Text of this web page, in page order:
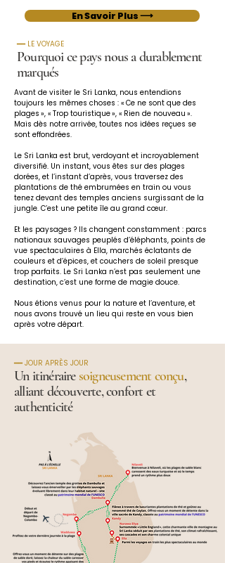
En Savoir Plus ⟶
━━ LE VOYAGE
Pourquoi ce pays nous a durablement
marqués
Avant de visiter le Sri Lanka, nous entendions
toujours les mêmes choses : « Ce ne sont que des
plages », « Trop touristique », « Rien de nouveau ».
Mais dès notre arrivée, toutes nos idées reçues se
sont effondrées.
Le Sri Lanka est brut, verdoyant et incroyablement
diversifié. Un instant, vous êtes sur des plages
dorées, et l’instant d’après, vous traversez des
plantations de thé embrumées en train ou vous
tenez devant des temples anciens surgissant de la
jungle. C’est une petite île au grand cœur.
Et les paysages ? Ils changent constamment : parcs
nationaux sauvages peuplés d’éléphants, points de
vue spectaculaires à Ella, marchés éclatants de
couleurs et d’épices, et couchers de soleil presque
trop parfaits. Le Sri Lanka n’est pas seulement une
destination, c’est une forme de magie douce.
Nous étions venus pour la nature et l’aventure, et
nous avons trouvé un lieu qui reste en vous bien
après votre départ.
━━ JOUR APRÈS JOUR
Un itinéraire soigneusement conçu,
alliant découverte, confort et
authenticité